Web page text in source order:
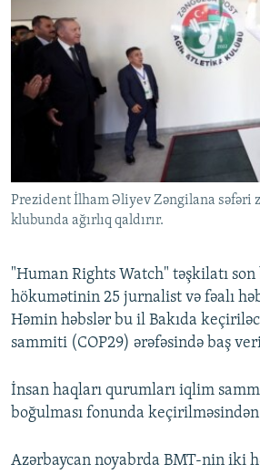
FOTOQALEREYA
İNFOQRAFIKA
KARIKATURA
RADIO ARXIV
OXU ZALI
AZƏRBAYCAN ƏDƏBIYYATI KITABXANASI
İSLAM VƏ DEMOKRATIYA
İZ - MƏDƏNIYYƏT PROQRAMI
HAQQIMIZDA
MISSIYAMIZ
PEŞƏ ETIKASI VƏ JURNALISTIKA
MATERIALLARIMIZDAN ISTIFADƏ
AZADLIQRADIOSU MOBIL TELEFONUNUZDA
BIZIMLƏ ƏLAQƏ
BIZI IZLƏ
RFE/RL-in bütün saytları
Prezident İlham Əliyev Zəngilana səfəri
klubunda ağırlıq qaldırır.
"Human Rights Watch" təşkilatı
hökumətinin 25 jurnalist və fəalı
Həmin həbslər bu il Bakıda
sammiti (COP29) ərəfəsində baş
İnsan haqları qurumları iqlim
boğulması fonunda
Azərbaycan noyabrda BMT-nin iki